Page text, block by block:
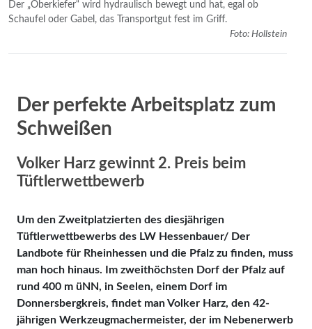
Der „Oberkiefer“ wird hydraulisch bewegt und hat, egal ob
Schaufel oder Gabel, das Transportgut fest im Griff.
Foto: Hollstein
Der perfekte Arbeitsplatz zum
Schweißen
Volker Harz gewinnt 2. Preis beim
Tüftlerwettbewerb
Um den Zweitplatzierten des diesjährigen
Tüftlerwettbewerbs des LW Hessenbauer/ Der
Landbote für Rheinhessen und die Pfalz zu finden, muss
man hoch hinaus. Im zweithöchsten Dorf der Pfalz auf
rund 400 m üNN, in Seelen, einem Dorf im
Donnersbergkreis, findet man Volker Harz, den 42-
jährigen Werkzeugmachermeister, der im Nebenerwerb